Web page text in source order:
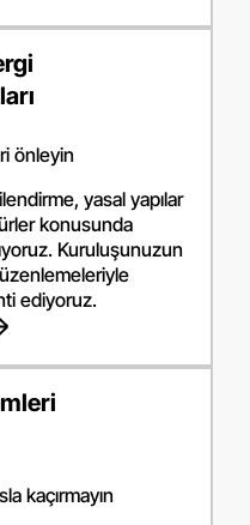
önleyin
yasal yapılar
konusunda
Kuruluşunuzun
ediyoruz.
kaçırmayın